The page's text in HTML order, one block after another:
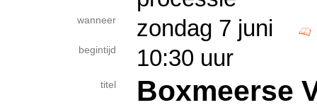
wanneer zondag 7 juni
begintijd 10:30 uur
titel Boxmeerse